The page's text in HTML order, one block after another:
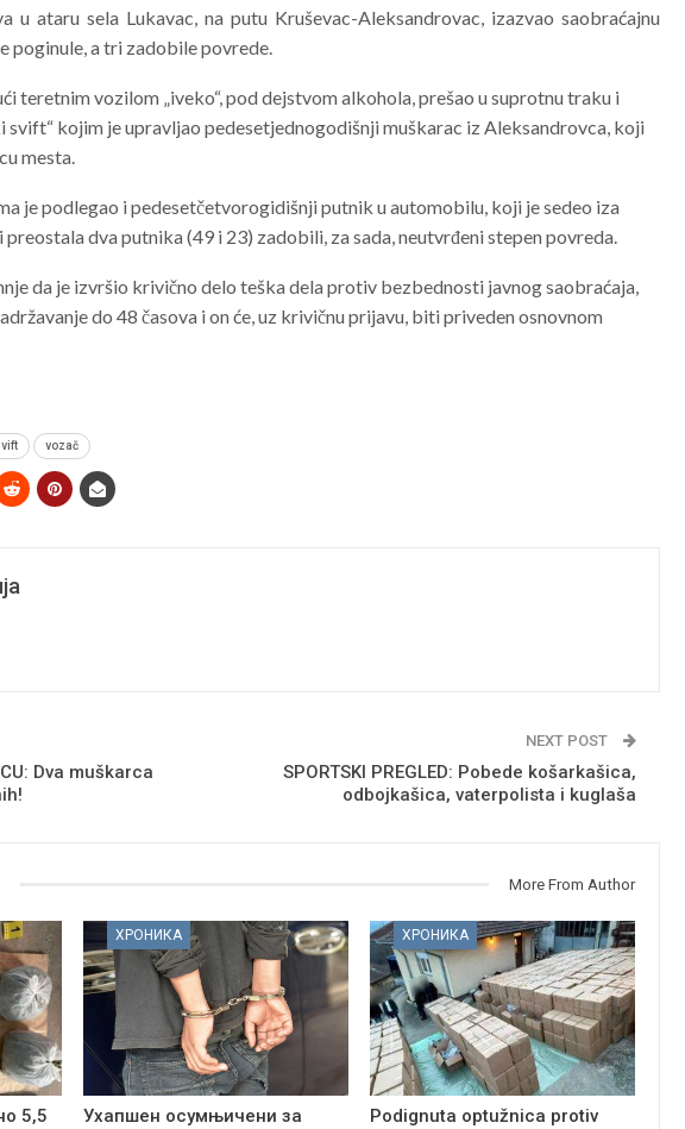
u ataru sela Lukavac, na putu Kruševac-Aleksandrovac, izazvao saobraćajnu
poginule, a tri zadobile povrede.
teretnim vozilom „iveko“, pod dejstvom alkohola, prešao u suprotnu traku i
svift“ kojim je upravljao pedesetjednogodišnji muškarac iz Aleksandrovca, koji
mesta.
je podlegao i pedesetčetvorogidišnji putnik u automobilu, koji je sedeo iza
preostala dva putnika (49 i 23) zadobili, za sada, neutvrđeni stepen povreda.
da je izvršio krivično delo teška dela protiv bezbednosti javnog saobraćaja,
do 48 časova i on će, uz krivičnu prijavu, biti priveden osnovnom
vozač
Dva muškarca
NEXT POST
SPORTSKI PREGLED: Pobede košarkašica,
odbojkašica, vaterpolista i kuglaša
More From Author
5,5
ХРОНИКА
Ухапшен осумњичени за
ХРОНИКА
Podignuta optužnica protiv